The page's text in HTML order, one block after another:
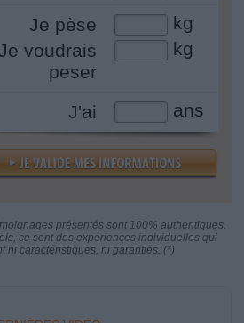
Je pèse
kg
voudrais
peser
kg
J'ai ans
présentés sont 100% authentiques.
ce sont des expériences individuelles qui
ni caractéristiques, ni garanties. (*)